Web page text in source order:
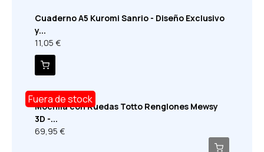
Cuaderno A5 Kuromi Sanrio - Diseño Exclusivo
y...
11,05 €
Fuera de stock
Mochila con Ruedas Totto Renglones Mewsy
3D -...
69,95 €